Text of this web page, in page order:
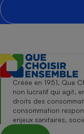
Créée en 1951, Que
non lucratif qui agit,
droits des
consommation
enjeux sanitaires,